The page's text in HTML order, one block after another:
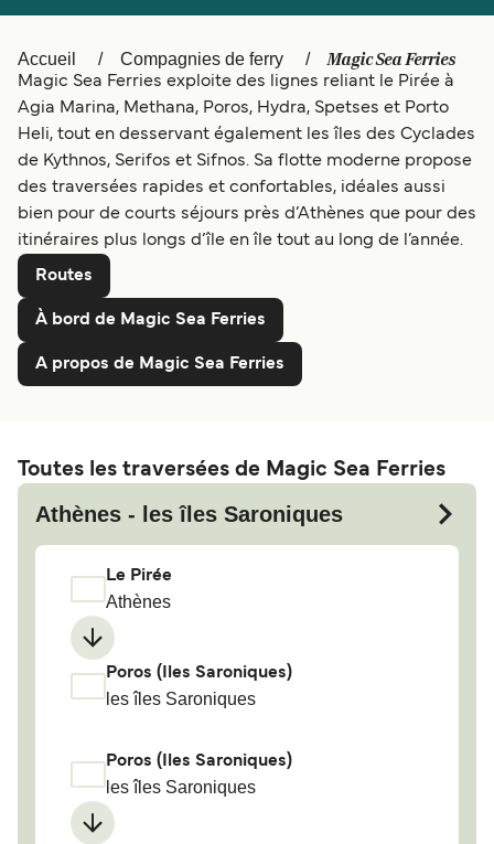
Ελλάδα
Deutschland Schweiz (DE)
Indonesia المغرب
Accueil Compagnies de ferry Magic Sea Ferries
Magic Sea Ferries exploite des lignes reliant le Pirée à
Agia Marina, Methana, Poros, Hydra, Spetses et Porto
Heli, tout en desservant également les îles des Cyclades
de Kythnos, Serifos et Sifnos. Sa flotte moderne propose
des traversées rapides et confortables, idéales aussi
bien pour de courts séjours près d’Athènes que pour des
itinéraires plus longs d’île en île tout au long de l’année.
Routes
À bord de Magic Sea Ferries
A propos de Magic Sea Ferries
Toutes les traversées de Magic Sea Ferries
Athènes - les îles Saroniques
Le Pirée
Athènes
Poros (Iles Saroniques)
les îles Saroniques
Poros (Iles Saroniques)
les îles Saroniques